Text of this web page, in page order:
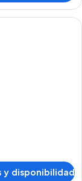
y disponibilidad